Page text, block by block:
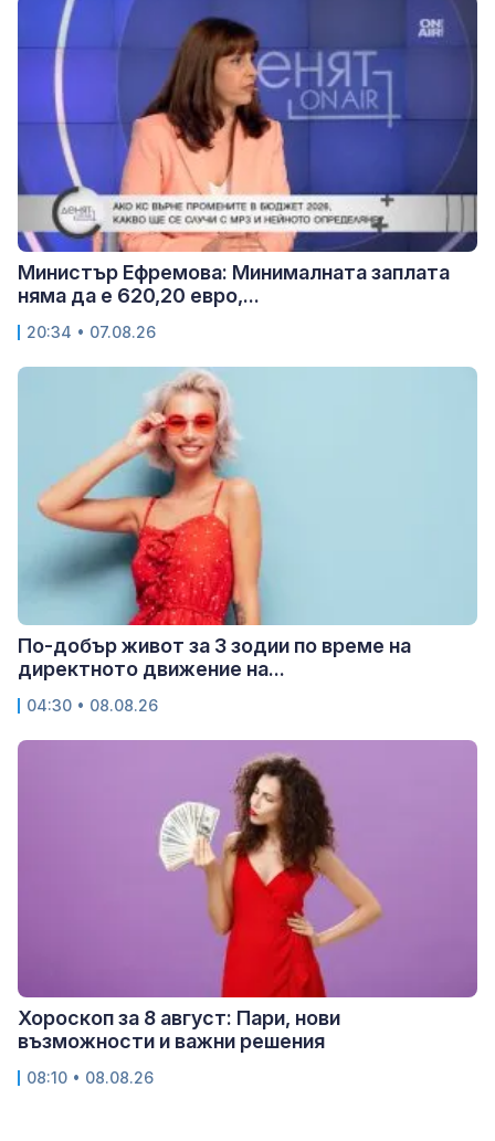
Министър Ефремова: Минималната заплата
няма да е 620,20 евро,...
20:34 • 07.08.26
По-добър живот за 3 зодии по време на
директното движение на...
04:30 • 08.08.26
Хороскоп за 8 август: Пари, нови
възможности и важни решения
08:10 • 08.08.26